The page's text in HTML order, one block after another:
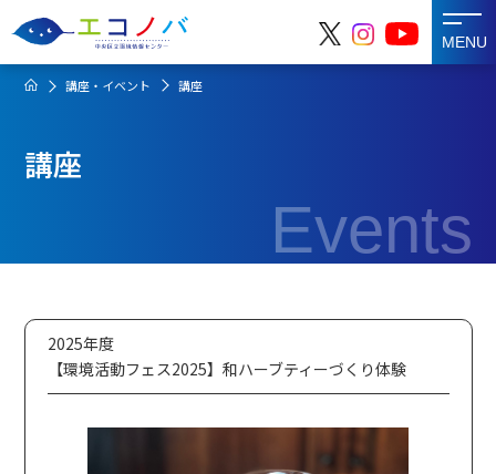
MENU
講座・イベント 講座
講座
Events
2025年度
【環境活動フェス2025】和ハーブティーづくり体験